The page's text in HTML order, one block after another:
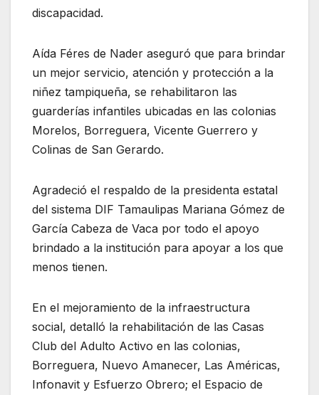
discapacidad.
Aída Féres de Nader aseguró que para brindar
un mejor servicio, atención y protección a la
niñez tampiqueña, se rehabilitaron las
guarderías infantiles ubicadas en las colonias
Morelos, Borreguera, Vicente Guerrero y
Colinas de San Gerardo.
Agradeció el respaldo de la presidenta estatal
del sistema DIF Tamaulipas Mariana Gómez de
García Cabeza de Vaca por todo el apoyo
brindado a la institución para apoyar a los que
menos tienen.
En el mejoramiento de la infraestructura
social, detalló la rehabilitación de las Casas
Club del Adulto Activo en las colonias,
Borreguera, Nuevo Amanecer, Las Américas,
Infonavit y Esfuerzo Obrero; el Espacio de